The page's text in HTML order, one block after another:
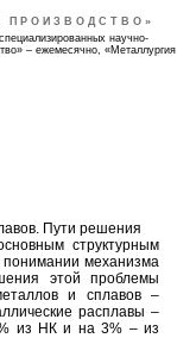
ПРОИЗВОДСТВО»
научно-
– ежемесячно, «Металлургия
Пути решения
структурным
понимании механизма
этой проблемы
и сплавов –
расплавы –
из НК и на 3% – из